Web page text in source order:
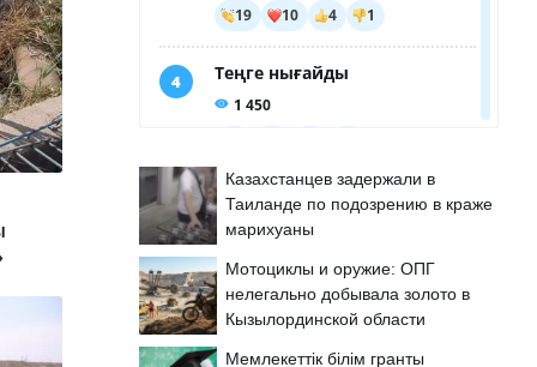
Казахстанцев задержали в
Таиланде по подозрению в краже
марихуаны
Мотоциклы и оружие: ОПГ
нелегально добывала золото в
Кызылординской области
Мемлекеттік білім гранты